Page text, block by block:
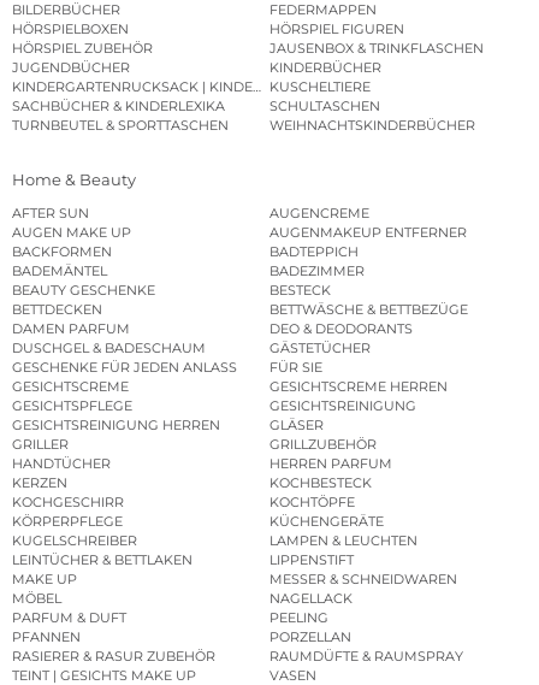
BILDERBÜCHER
FEDERMAPPEN
HÖRSPIELBOXEN
HÖRSPIEL FIGUREN
HÖRSPIEL ZUBEHÖR
JAUSENBOX & TRINKFLASCHEN
JUGENDBÜCHER
KINDERBÜCHER
KINDERGARTENRUCKSACK | KINDERGARTENBEUTEL
KUSCHELTIERE
SACHBÜCHER & KINDERLEXIKA
SCHULTASCHEN
TURNBEUTEL & SPORTTASCHEN
WEIHNACHTSKINDERBÜCHER
Home & Beauty
AFTER SUN
AUGENCREME
AUGEN MAKE UP
AUGENMAKEUP ENTFERNER
BACKFORMEN
BADTEPPICH
BADEMÄNTEL
BADEZIMMER
BEAUTY GESCHENKE
BESTECK
BETTDECKEN
BETTWÄSCHE & BETTBEZÜGE
DAMEN PARFUM
DEO & DEODORANTS
DUSCHGEL & BADESCHAUM
GÄSTETÜCHER
GESCHENKE FÜR JEDEN ANLASS
FÜR SIE
GESICHTSCREME
GESICHTSCREME HERREN
GESICHTSPFLEGE
GESICHTSREINIGUNG
GESICHTSREINIGUNG HERREN
GLÄSER
GRILLER
GRILLZUBEHÖR
HANDTÜCHER
HERREN PARFUM
KERZEN
KOCHBESTECK
KOCHGESCHIRR
KOCHTÖPFE
KÖRPERPFLEGE
KÜCHENGERÄTE
KUGELSCHREIBER
LAMPEN & LEUCHTEN
LEINTÜCHER & BETTLAKEN
LIPPENSTIFT
MAKE UP
MESSER & SCHNEIDWAREN
MÖBEL
NAGELLACK
PARFUM & DUFT
PEELING
PFANNEN
PORZELLAN
RASIERER & RASUR ZUBEHÖR
RAUMDÜFTE & RAUMSPRAY
TEINT | GESICHTS MAKE UP
VASEN